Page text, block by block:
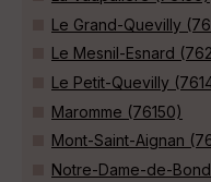
Le Grand-Quevilly
Le Mesnil-Esnard
Le Petit-Quevilly
Maromme (76150)
Mont-Saint-Aignan
Notre-Dame-de-